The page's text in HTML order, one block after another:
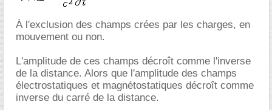
À l'exclusion des champs crées par les charges, en
mouvement ou non.
L'amplitude de ces champs décroît comme l'inverse
de la distance. Alors que l'amplitude des champs
électrostatiques et magnétostatiques décroît comme
inverse du carré de la distance.